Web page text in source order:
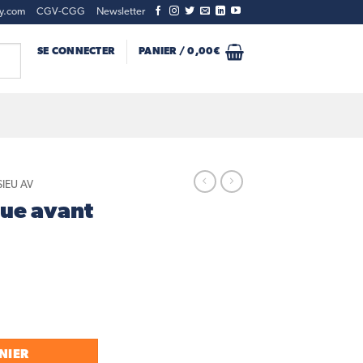
CGV-CGG Newsletter
SE CONNECTER PANIER /0,00€
AV
avant